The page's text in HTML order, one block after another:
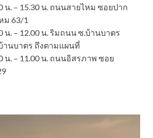
น. – 15.30 น. ถนนสายไหม ซอยปาก
ม 63/1
น. – 12.00 น. ริมถนน ซ.บ้านบาตร
านบาตร ถึงตามแผนที่
น. – 11.00 น. ถนนอิสรภาพ ซอย